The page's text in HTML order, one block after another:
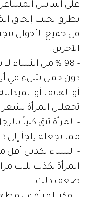
على أساس المشاعر
بطرق تجنب إلحاق
في جميع الأحوال
الآخرين.
- 98 % من
دون حمل شيء في
أو الهاتف أو
تجعلان المرأة تشعر
مما يجعله يلجأ إلى
- النساء يكذبن أقل
المرأة تكذب ثلاث
ضعف ذلك.